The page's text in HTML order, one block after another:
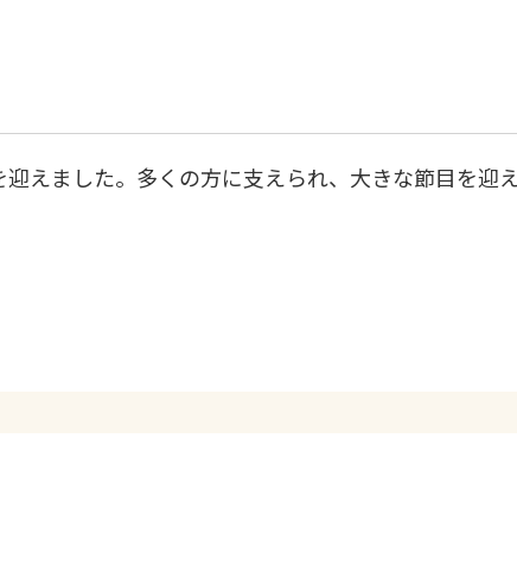
えました。多くの方に支えられ、大きな節目を迎